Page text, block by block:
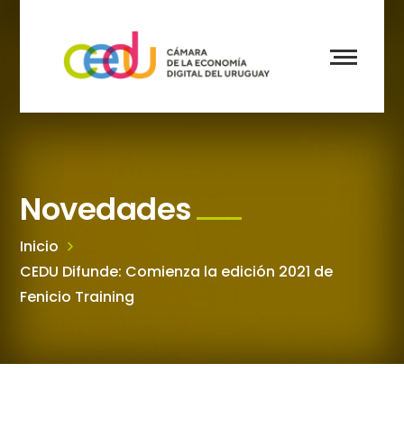
Novedades
Inicio
CEDU Difunde: Comienza la edición 2021 de
Fenicio Training